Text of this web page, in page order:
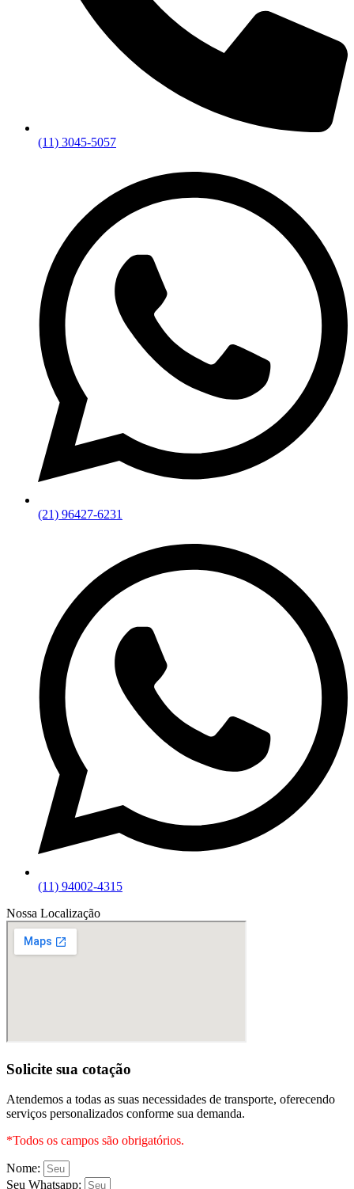
(11) 3045-5057
(21) 96427-6231
(11) 94002-4315
Nossa Localização
Solicite sua cotação
Atendemos a todas as suas necessidades de transporte, oferecendo
serviços personalizados conforme sua demanda.
*Todos os campos são obrigatórios.
Nome:
Seu Whatsapp: